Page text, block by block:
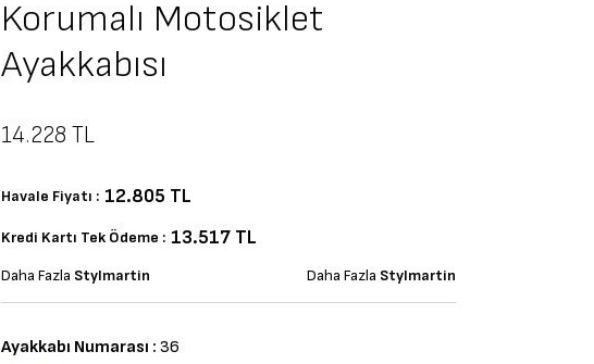
Korumalı Motosiklet
Ayakkabısı
14.228 TL
Havale Fiyatı : 12.805 TL
Kredi Kartı Tek Ödeme : 13.517 TL
Daha Fazla Stylmartin Daha Fazla Stylmartin
Ayakkabı Numarası : 36